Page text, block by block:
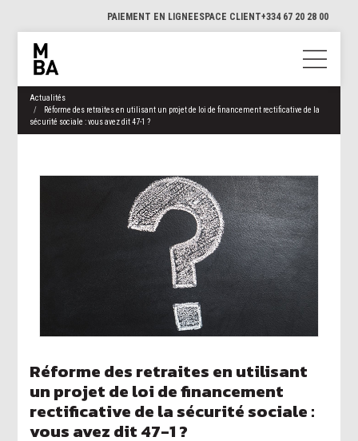
PAIEMENT EN LIGNEESPACE CLIENT+334 67 20 28 00
Actualités
Réforme des retraites en utilisant un projet de loi de financement rectificative de la
sécurité sociale : vous avez dit 47-1 ?
Réforme des retraites en utilisant
un projet de loi de financement
rectificative de la sécurité sociale :
vous avez dit 47-1 ?